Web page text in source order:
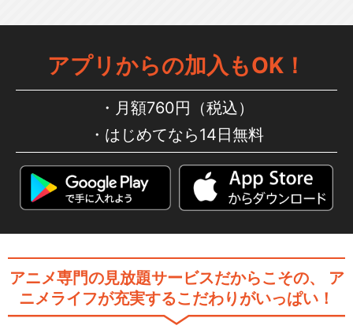
嚴島神社
ミュージカル『刀剣乱舞』
加州清光 単騎出陣2…
つはものどもがゆめ…
アプリからの加入もOK！
月額760円（税込）
はじめてなら14日無料
アニメ専門の見放題サービスだからこその、
ア
ニメライフが充実するこだわりがいっぱい！